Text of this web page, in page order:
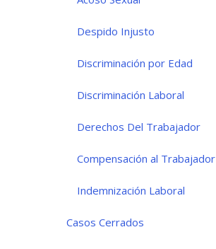
Despido Injusto
Discriminación por Edad
Discriminación Laboral
Derechos Del Trabajador
Compensación al Trabajador
Indemnización Laboral
Casos Cerrados